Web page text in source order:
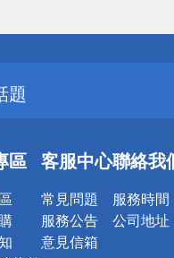
頁！請小心！
告
題
惠
頁！請小心！
區 客服中心
常見問題
服務公告
意見信箱
聯絡我
服務時間
公司地址